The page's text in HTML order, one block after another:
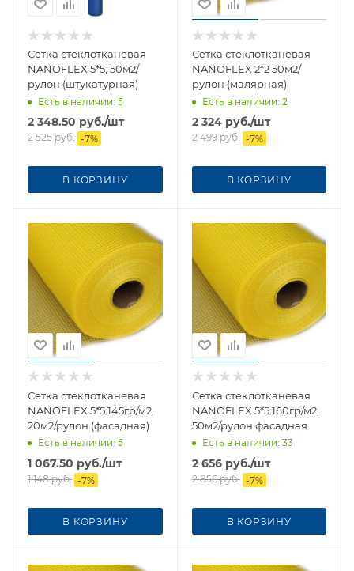
Сетка стеклотканевая
NANOFLEX 5*5, 50м2/
рулон (штукатурная)
Есть в наличии: 5
2 348.50 руб./шт
2 525руб. -7%
В КОРЗИНУ
Сетка стеклотканевая
NANOFLEX 2*2 50м2/
рулон (малярная)
Есть в наличии: 2
2 324руб./шт
2 499руб. -7%
В КОРЗИНУ
Сетка стеклотканевая
NANOFLEX 5*5.145гр/м2,
20м2/рулон (фасадная)
Есть в наличии: 5
1 067.50 руб./шт
1 148руб. -7%
В КОРЗИНУ
Сетка стеклотканевая
NANOFLEX 5*5.160гр/м2,
50м2/рулон фасадная
Есть в наличии: 33
2 656руб./шт
2 856руб. -7%
В КОРЗИНУ